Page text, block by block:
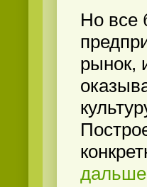
Но все
рынок,